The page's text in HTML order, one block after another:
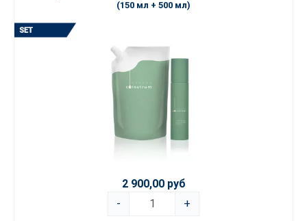
(150 мл + 500 мл)
2 900,00 руб
-
+